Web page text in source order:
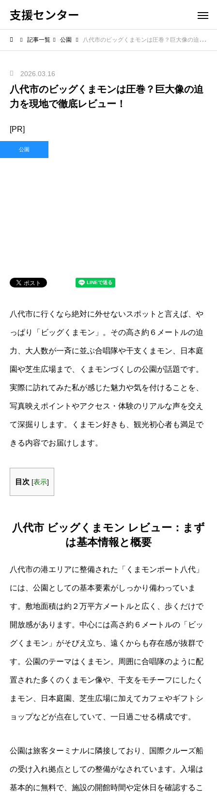
支援センター
記事一覧 公園 八代市のビッグくまモンは圧巻？巨大像の迫力を現地で徹底レビュー！
2026.03.16
八代市のビッグくまモンは圧巻？巨大像の迫
力を現地で徹底レビュー！
[PR]
公園
八代市に行くなら絶対に外せないスポットと言えば、や
っぱり「ビッグくまモン」。その高さ約６メートルの迫
力、大人数が一斉に並ぶ合唱隊や干支くまモン、日本庭
園や芝生広場まで、くまモンづくしの公園が話題です。
実際に訪れてみた私が感じた魅力や気を付けることを、
写真映えポイントやアクセス・体験のリアルな声を交え
て深掘りします。くまモン好きも、観光初心者も満足で
きる内容でお届けします。
目次 [表示]
八代市 ビッグくまモン レビュー：まず
は基本情報と概要
八代市の港エリアに整備された「くまモンポート八代」
には、公園としての基本要素がしっかり備わっていま
す。敷地面積は約２万平方メートルと広く、歩くだけで
開放感があります。中心には高さ約６メートルの「ビッ
グくまモン」がそびえ立ち、遠くからも存在感が抜群で
す。公園のテーマはくまモン。周囲に合唱隊のように配
置された多くのくまモン像や、干支をモチーフにしたく
まモン、日本庭園、芝生広場に加えてカフェやギフトシ
ョップなどが点在していて、一日過ごせる構成です。
公園は旅客ターミナルに隣接しており、国際クルーズ船
の受け入れ拠点としての整備がなされています。入場は
基本的に無料で、施設の開館時間や定休日を確認するこ